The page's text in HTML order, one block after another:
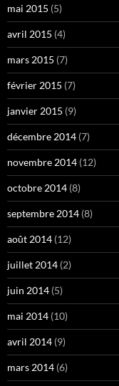
mai 2015 (5)
avril 2015 (4)
mars 2015 (7)
février 2015 (7)
janvier 2015 (9)
décembre 2014 (7)
novembre 2014 (12)
octobre 2014 (8)
septembre 2014 (8)
août 2014 (12)
juillet 2014 (2)
juin 2014 (5)
mai 2014 (10)
avril 2014 (9)
mars 2014 (6)